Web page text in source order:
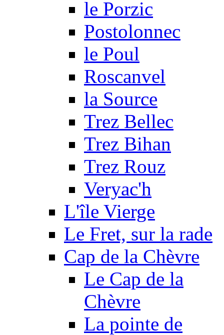
le Porzic
Postolonnec
le Poul
Roscanvel
la Source
Trez Bellec
Trez Bihan
Trez Rouz
Veryac'h
L'île Vierge
Le Fret, sur la rade
Cap de la Chèvre
Le Cap de la
Chèvre
La pointe de